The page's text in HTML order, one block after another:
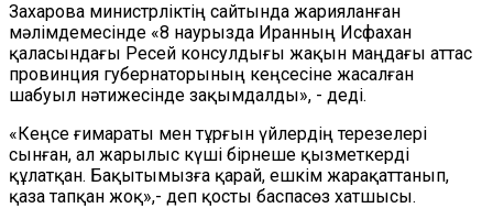
Захарова министрліктің сайтында жарияланған
мәлімдемесінде «8 наурызда Иранның Исфахан
қаласындағы Ресей консулдығы жақын маңдағы аттас
провинция губернаторының кеңсесіне жасалған
шабуыл нәтижесінде зақымдалды», - деді.
«Кеңсе ғимараты мен тұрғын үйлердің терезелері
сынған, ал жарылыс күші бірнеше қызметкерді
құлатқан. Бақытымызға қарай, ешкім жарақаттанып,
қаза тапқан жоқ»,- деп қосты баспасөз хатшысы.